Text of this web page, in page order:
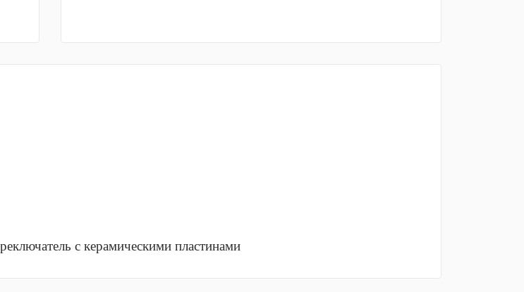
с керамическими пластинами